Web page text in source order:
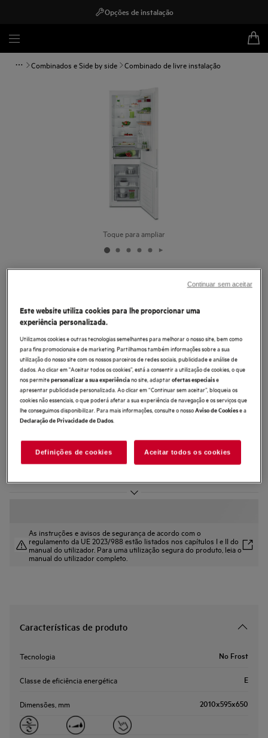
Opções de instalação
Combinados e Side by side Combinado de livre instalação
Toque para ampliar
6000 TwinTech® Total No Frost de
201 cm
3.5 (4)
Benefícios
O combinado AEG 6000 TwinTech® Total No Frost mantém os alimentos
hidratados
Tecnologia MultiFlow para preservar os alimentos na perfeição.
Gaveta com uma temperatura mais baixa que o restante compartimento do
As instruções e avisos de segurança de acordo com o
regulamento da UE 2023/988 estão listados nos capítulos I e II do
manual do utilizador. Para uma utilização segura do produto, leia o
manual do utilizador completo.
Características de produto
Tecnologia No Frost
Classe de eficiência energética E
Dimensões, mm 2010x595x650
Este website utiliza cookies para lhe proporcionar uma
experiência personalizada.
Utilizamos cookies e outras tecnologias semelhantes para melhorar o nosso site, bem como
para fins promocionais e de marketing. Partilhamos também informações sobre a sua
utilização do nosso site com os nossos parceiros de redes sociais, publicidade e análise de
dados. Ao clicar em "Aceitar todos os cookies”, está a consentir a utilização de cookies, o que
nos permitepersonalizar a sua experiênciano site, adaptarofertas especiaise
apresentar publicidade personalizada. Ao clicar em “Continuar sem aceitar”, bloqueia os
cookies não essenciais, o que poderá afetar a sua experiência de navegação e os serviços que
lhe conseguimos disponibilizar. Para mais informações, consulte o nossoAviso de Cookiese a
Declaração de Privacidade de Dados.
Definições de cookies Aceitar todos os cookies
Continuar sem aceitar